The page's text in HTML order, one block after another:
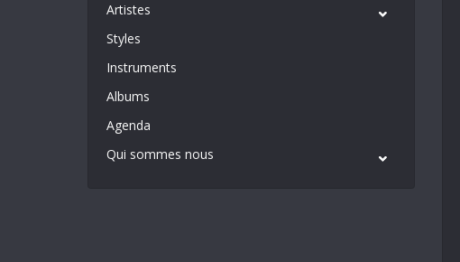
Artistes
Styles
Instruments
Albums
Agenda
Qui sommes nous